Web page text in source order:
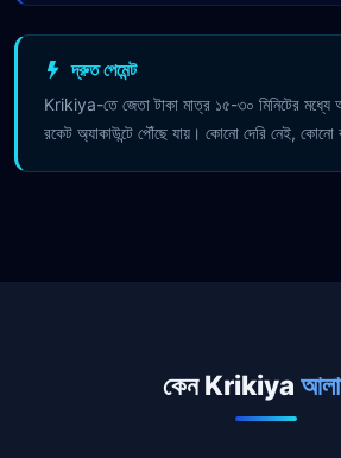
দ্রুত পেমেন্ট
Krikiya-তে জেতা টাকা মাত্র ১৫-৩০ মিনিটের মধ্যে
রকেট অ্যাকাউন্টে পৌঁছে যায়। কোনো দেরি নেই, কোনো
কেন Krikiya